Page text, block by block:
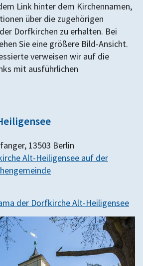
Link hinter dem Kirchennamen,
über die zugehörigen
Dorfkirchen zu erhalten. Bei
Sie eine größere Bild-Ansicht.
verweisen wir auf die
mit ausführlichen
13503 Berlin
Alt-Heiligensee auf der
der Dorfkirche Alt-Heiligensee